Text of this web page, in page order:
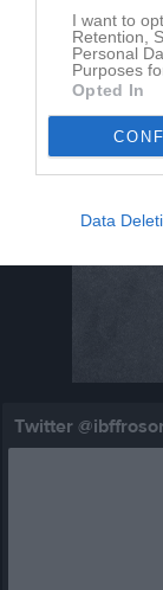
I want to
Retention,
Personal
Purposes
Opted In
Data
Twitter